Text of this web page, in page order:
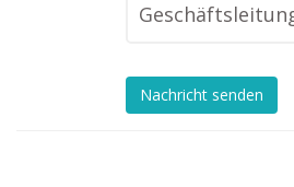
Nachricht senden